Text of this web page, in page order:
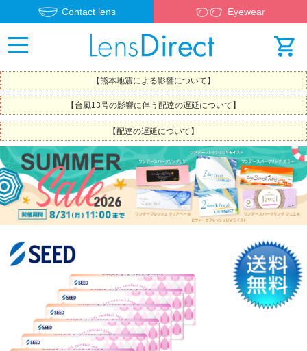
Contact lens Eyewear
【熊本地震による影響について】
【台風13号の影響に伴う配達の遅延について】
【配達の遅延について】